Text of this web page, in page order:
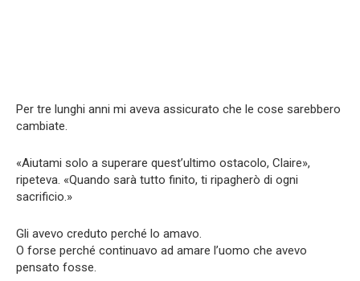
Per tre lunghi anni mi aveva assicurato che le cose sarebbero
cambiate.
«Aiutami solo a superare quest’ultimo ostacolo, Claire»,
ripeteva. «Quando sarà tutto finito, ti ripagherò di ogni
sacrificio.»
Gli avevo creduto perché lo amavo.
O forse perché continuavo ad amare l’uomo che avevo
pensato fosse.